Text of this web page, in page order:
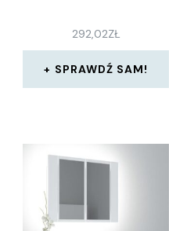
292,02ZŁ
SPRAWDŹ SAM!